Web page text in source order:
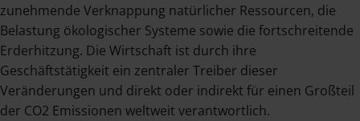
zunehmende Verknappung natürlicher Ressourcen, die
Belastung ökologischer Systeme sowie die fortschreitende
Erderhitzung. Die Wirtschaft ist durch ihre
Geschäftstätigkeit ein zentraler Treiber dieser
Veränderungen und direkt oder indirekt für einen Großteil
der CO2 Emissionen weltweit verantwortlich.